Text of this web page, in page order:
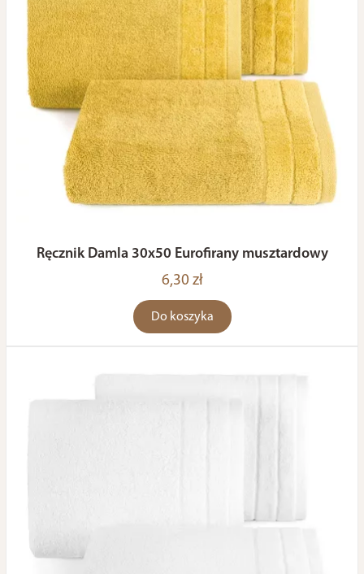
Ręcznik Damla 30x50 Eurofirany musztardowy
6,30 zł
Do koszyka